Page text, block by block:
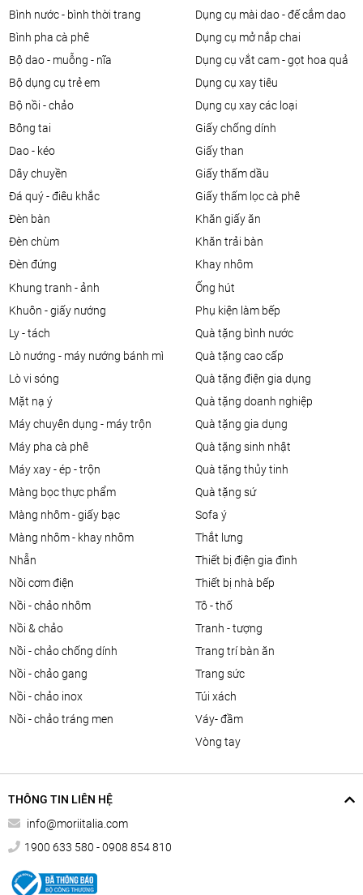
bình nước - bình thời trang
bình pha cà phê
bộ dao - muỗng - nĩa
bộ dụng cụ trẻ em
bộ nồi - chảo
bông tai
dao - kéo
dây chuyền
đá quý - điêu khắc
đèn bàn
đèn chùm
đèn đứng
dụng cụ mài dao - đế cắm dao
dụng cụ mở nắp chai
dụng cụ vắt cam - gọt hoa quả
dụng cụ xay tiêu
dụng cụ xay các loại
giấy chống dính
giấy than
giấy thấm dầu
giấy thấm lọc cà phê
khăn giấy ăn
khăn trải bàn
khay nhôm
khung tranh - ảnh
khuôn - giấy nướng
ly - tách
lò nướng - máy nướng bánh mì
lò vi sóng
mặt nạ ý
máy chuyên dụng - máy trộn
máy pha cà phê
máy xay - ép - trộn
màng bọc thực phẩm
màng nhôm - giấy bạc
màng nhôm - khay nhôm
nhẫn
nồi cơm điện
nồi - chảo nhôm
nồi & chảo
nồi - chảo chống dính
nồi - chảo gang
nồi - chảo inox
nồi - chảo tráng men
ống hút
phụ kiện làm bếp
quà tặng bình nước
quà tặng cao cấp
quà tặng điện gia dụng
quà tặng doanh nghiệp
quà tặng gia dụng
quà tặng sinh nhật
quà tặng thủy tinh
quà tặng sứ
sofa ý
thắt lưng
thiết bị điện gia đình
thiết bị nhà bếp
tô - thố
tranh - tượng
trang trí bàn ăn
trang sức
túi xách
váy- đầm
vòng tay
THÔNG TIN LIÊN HỆ
info@moriitalia.com
1900 633 580 - 0908 854 810